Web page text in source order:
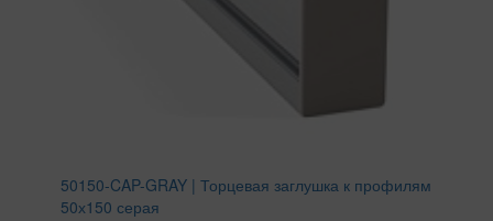
50150-CAP-GRAY | Торцевая заглушка к профилям
50х150 серая